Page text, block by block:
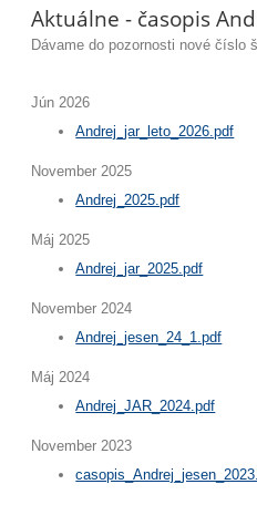
Aktuálne - časopis
Dávame do pozornosti nové číslo
Jún 2026
Andrej_jar_leto_2026.pdf
November 2025
Andrej_2025.pdf
Máj 2025
Andrej_jar_2025.pdf
November 2024
Andrej_jesen_24_1.pdf
Máj 2024
Andrej_JAR_2024.pdf
November 2023